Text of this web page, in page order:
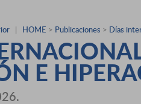
| HOME > Publicaciones > Días
E